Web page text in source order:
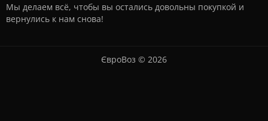
Мы делаем всё, чтобы вы остались довольны покупкой и
вернулись к нам снова!
ЄвроВоз © 2026